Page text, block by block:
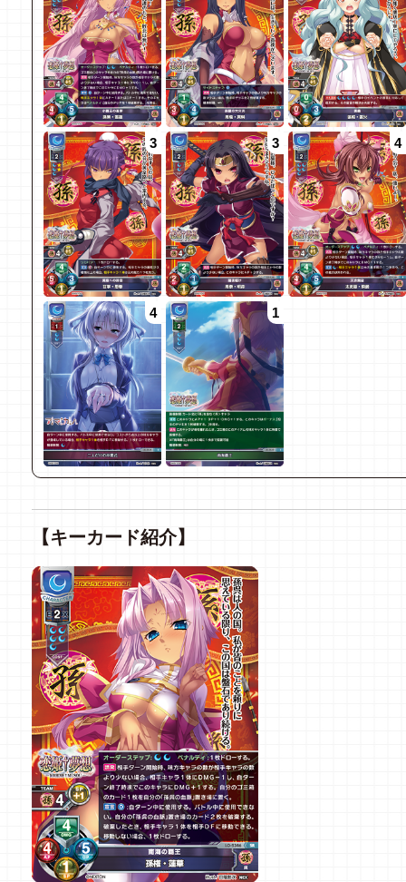
3 3 4
4 1
【キーカード紹介】